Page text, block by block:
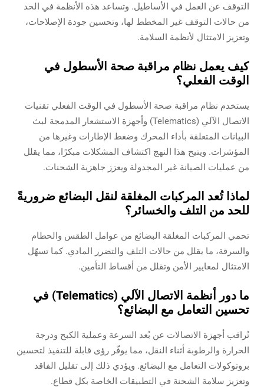
التوقف عن العمل في الأساطيل. وتساعد هذه الأنظمة في الحد
من حالات التوقف غير المخطط لها، وتحسين جودة الإصلاحات،
وتعزيز الامتثال لأنظمة السلامة.
كيف يعمل نظام مراقبة صحة الأسطول في
الوقت الفعلي؟
يستخدم نظام مراقبة صحة الأسطول في الوقت الفعلي تقنيات
الاتصال الآلي (Telematics) وأجهزة الاستشعار المدمجة لبث
البيانات المتعلقة بأداء المحرك وضغط الإطارات وغيرها من
المؤشرات. ويتيح هذا النهج اكتشاف المشكلات مبكرًا، مما يقلل
من عمليات الصيانة غير المجدولة ويعزز جاهزية الشحنات.
لماذا تُعد المركبات المغلقة لنقل البضائع ضروريةً
للحد من التلف والخسائر؟
تحمي المركبات المغلقة البضائع من عوامل الطقس والحطام
والسرقة، ما يقلل من حالات التلف والتضرر المادي. كما تسهّل
الامتثال لمعايير الأمن وتقلل من أقساط التأمين.
ما دور أنظمة الاتصال الآلي (Telematics) في
تحسين التعامل مع البضائع؟
تُراقب أجهزة الاتصالات عن بُعد السرعة وعملية الكبح ودرجة
الحرارة والرطوبة أثناء النقل، مما يوفّر رؤى قابلة للتنفيذ لتحسين
بروتوكولات التعامل مع البضائع. ويؤدي ذلك إلى تقليل الفاقد
وتعزيز سلامة الشحنة في التطبيقات الخاصة بكل قطاع.